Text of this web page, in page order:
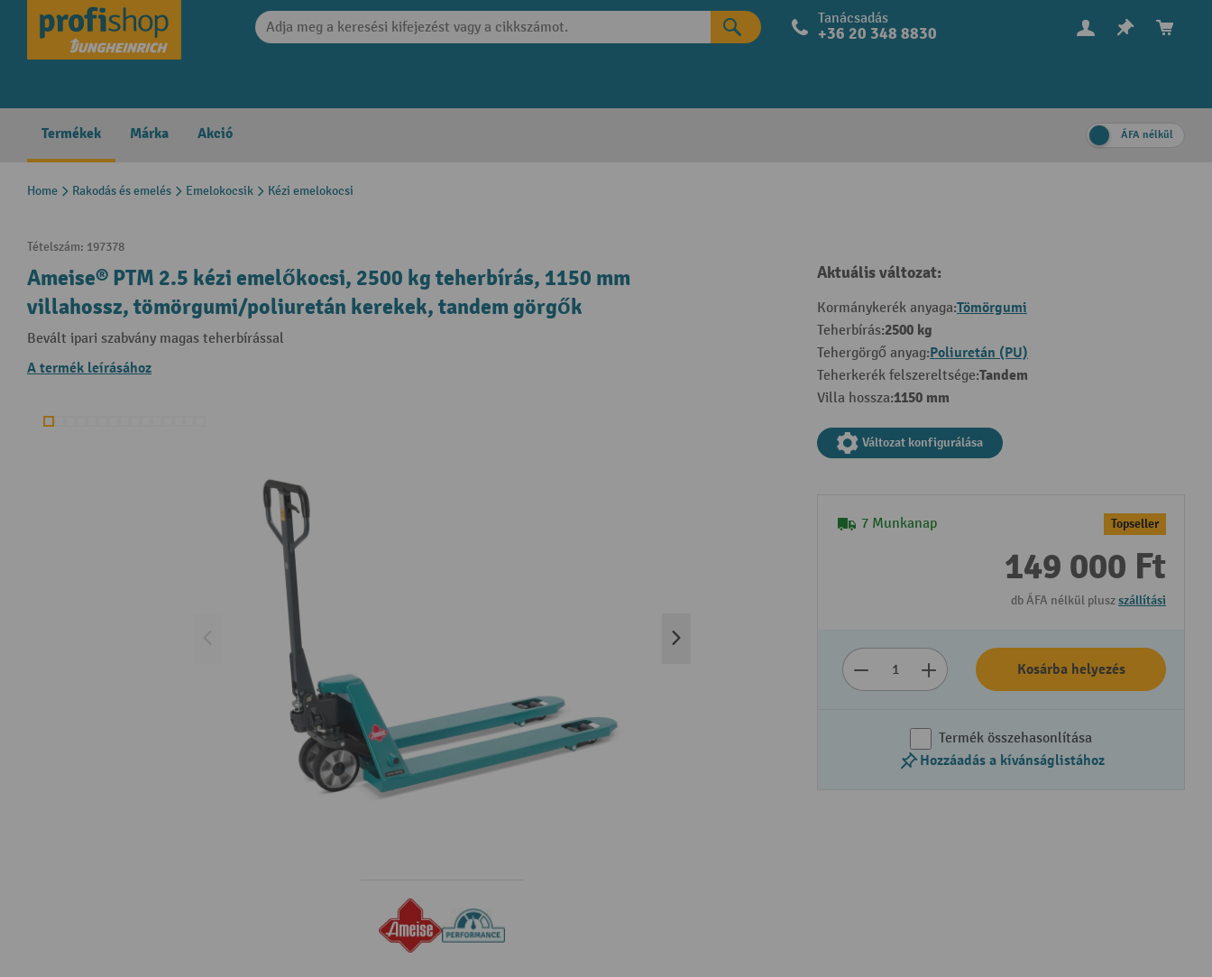
Skip to main navigation Tanácsadás
+36 20 348 8830
Termékek Márka Akció ÁFA nélkül
Home Rakodás és emelés Emelokocsik Kézi emelokocsi
Tételszám: 197378
Ameise® PTM 2.5 kézi emelőkocsi, 2500 kg teherbírás, 1150 mm
villahossz, tömörgumi/poliuretán kerekek, tandem görgők
Bevált ipari szabvány magas teherbírással
A termék leírásához
Aktuális változat:
Kormánykerék anyaga:Tömörgumi
Teherbírás:2500 kg
Tehergörgő anyag:Poliuretán (PU)
Teherkerék felszereltsége:Tandem
Villa hossza:1150 mm
Változat konfigurálása
7 Munkanap Topseller
149 000 Ft
db ÁFA nélkül pluszszállítási
Kosárba helyezés
Termék összehasonlítása
Hozzáadás a kívánságlistához